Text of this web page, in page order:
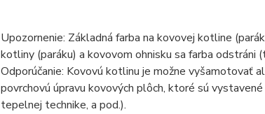
Upozornenie: Základná farba na kovovej kotline
kotliny (paráku) a kovovom ohnisku sa farba odstráni
Odporúčanie: Kovovú kotlinu je možne vyšamotovať
povrchovú úpravu kovových plôch, ktoré sú
tepelnej technike, a pod.).